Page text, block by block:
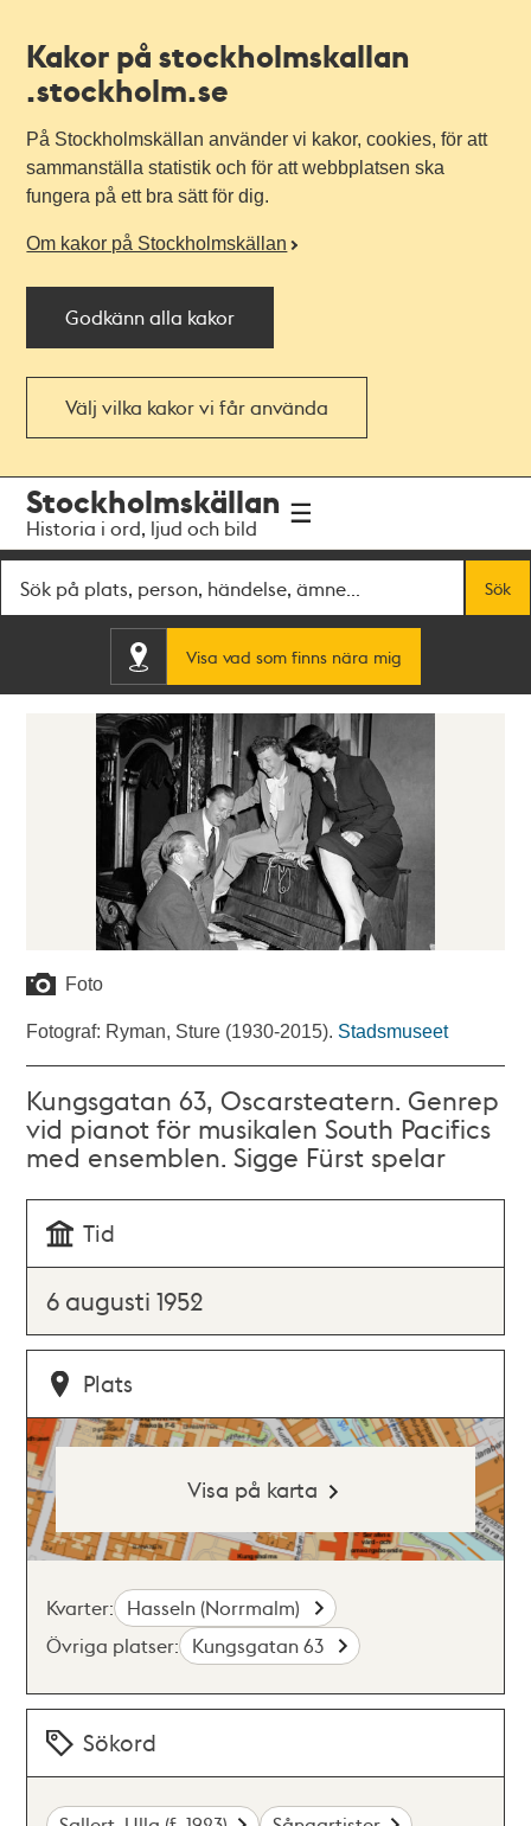
Kakor på stockholmskallan
.stockholm.se
På Stockholmskällan använder vi kakor, cookies, för att
sammanställa statistik och för att webbplatsen ska
fungera på ett bra sätt för dig.
Om kakor på Stockholmskällan
Godkänn alla kakor
Välj vilka kakor vi får använda
navigationen
huvudinnehållet
Stockholmskällan
Historia i ord, ljud och bild
Sök
Visa vad som finns nära mig
Foto
Fotograf: Ryman, Sture (1930-2015). Stadsmuseet
Kungsgatan 63, Oscarsteatern. Genrep
vid pianot för musikalen South Pacifics
med ensemblen. Sigge Fürst spelar
Tid
6 augusti 1952
Plats
Visa på karta
Kvarter: Hasseln (Norrmalm)
Övriga platser: Kungsgatan 63
Sökord